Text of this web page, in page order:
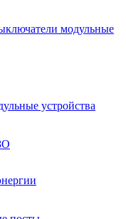
модульные
устройства